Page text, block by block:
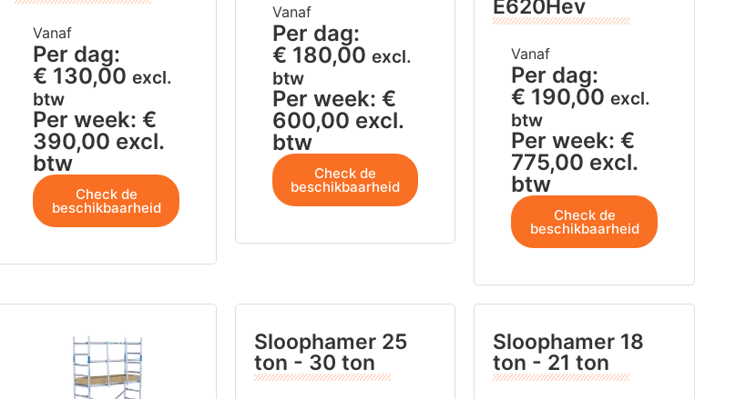
Vanaf
Per dag:
€ 130,00 excl.
btw
Per week:€
390,00 excl.
btw
Check de
beschikbaarheid
Vanaf
Per dag:
€ 180,00 excl.
btw
Per week: €
600,00 excl.
btw
Check de
beschikbaarheid
E620Hev
Vanaf
Per dag:
€ 190,00 excl.
btw
Per week:€
775,00 excl.
btw
Check de
beschikbaarheid
Sloophamer 25
ton - 30 ton
Sloophamer 18
ton - 21 ton